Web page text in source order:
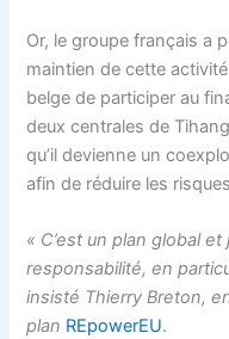
Or, le groupe français a
maintien de cette
belge de participer au
deux centrales de
qu’il devienne un
afin de réduire les
« C’est un plan global et
responsabilité, en
insisté Thierry Breton,
plan REpowerEU.